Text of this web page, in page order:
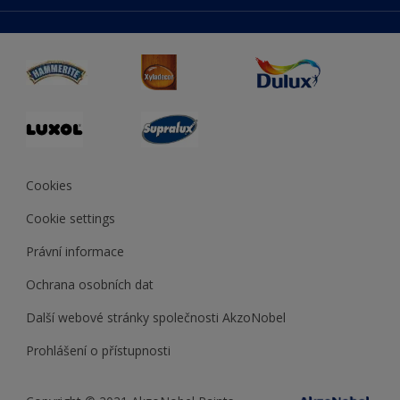
duluxmaliar.sk
duluxprodejnabarev.cz
duluxpredajnafarieb.sk
Cookies
Cookie settings
Právní informace
Ochrana osobních dat
Další webové stránky společnosti AkzoNobel
Prohlášení o přístupnosti